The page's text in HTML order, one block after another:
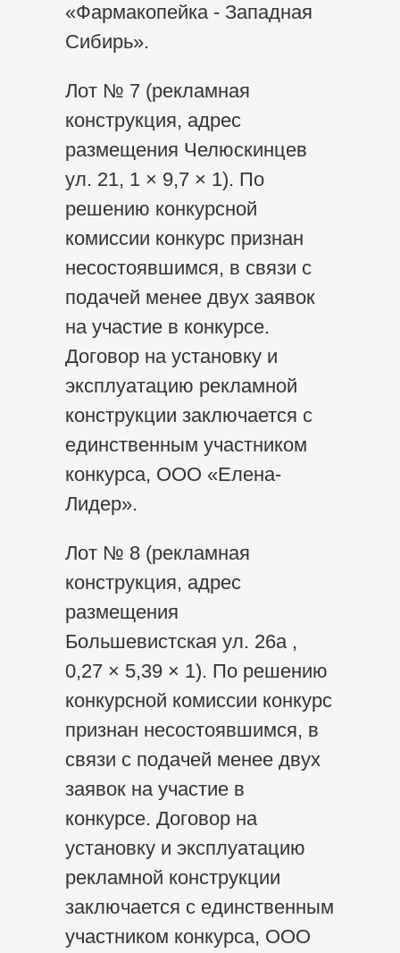
«Фармакопейка - Западная
Сибирь».
Лот № 7 (рекламная
конструкция, адрес
размещения Челюскинцев
ул. 21, 1 × 9,7 × 1). По
решению конкурсной
комиссии конкурс признан
несостоявшимся, в связи с
подачей менее двух заявок
на участие в конкурсе.
Договор на установку и
эксплуатацию рекламной
конструкции заключается с
единственным участником
конкурса, ООО «Елена-
Лидер».
Лот № 8 (рекламная
конструкция, адрес
размещения
Большевистская ул. 26а ,
0,27 × 5,39 × 1). По решению
конкурсной комиссии конкурс
признан несостоявшимся, в
связи с подачей менее двух
заявок на участие в
конкурсе. Договор на
установку и эксплуатацию
рекламной конструкции
заключается с единственным
участником конкурса, ООО